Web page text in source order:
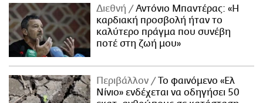
Διεθνή
Αντόνιο Μπαντέρας: «Η
καρδιακή προσβολή ήταν το
καλύτερο πράγμα που συνέβη
ποτέ στη ζωή μου»
Περιβάλλον
Το φαινόμενο «Ελ
Νίνιο» ενδέχεται να οδηγήσει 50